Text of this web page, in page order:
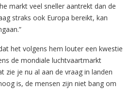
markt veel sneller aantrekt dan de
straks ook Europa bereikt, kan
het volgens hem louter een kwestie
de mondiale luchtvaartmarkt
zie je nu al aan de vraag in landen
is, de mensen zijn niet bang om